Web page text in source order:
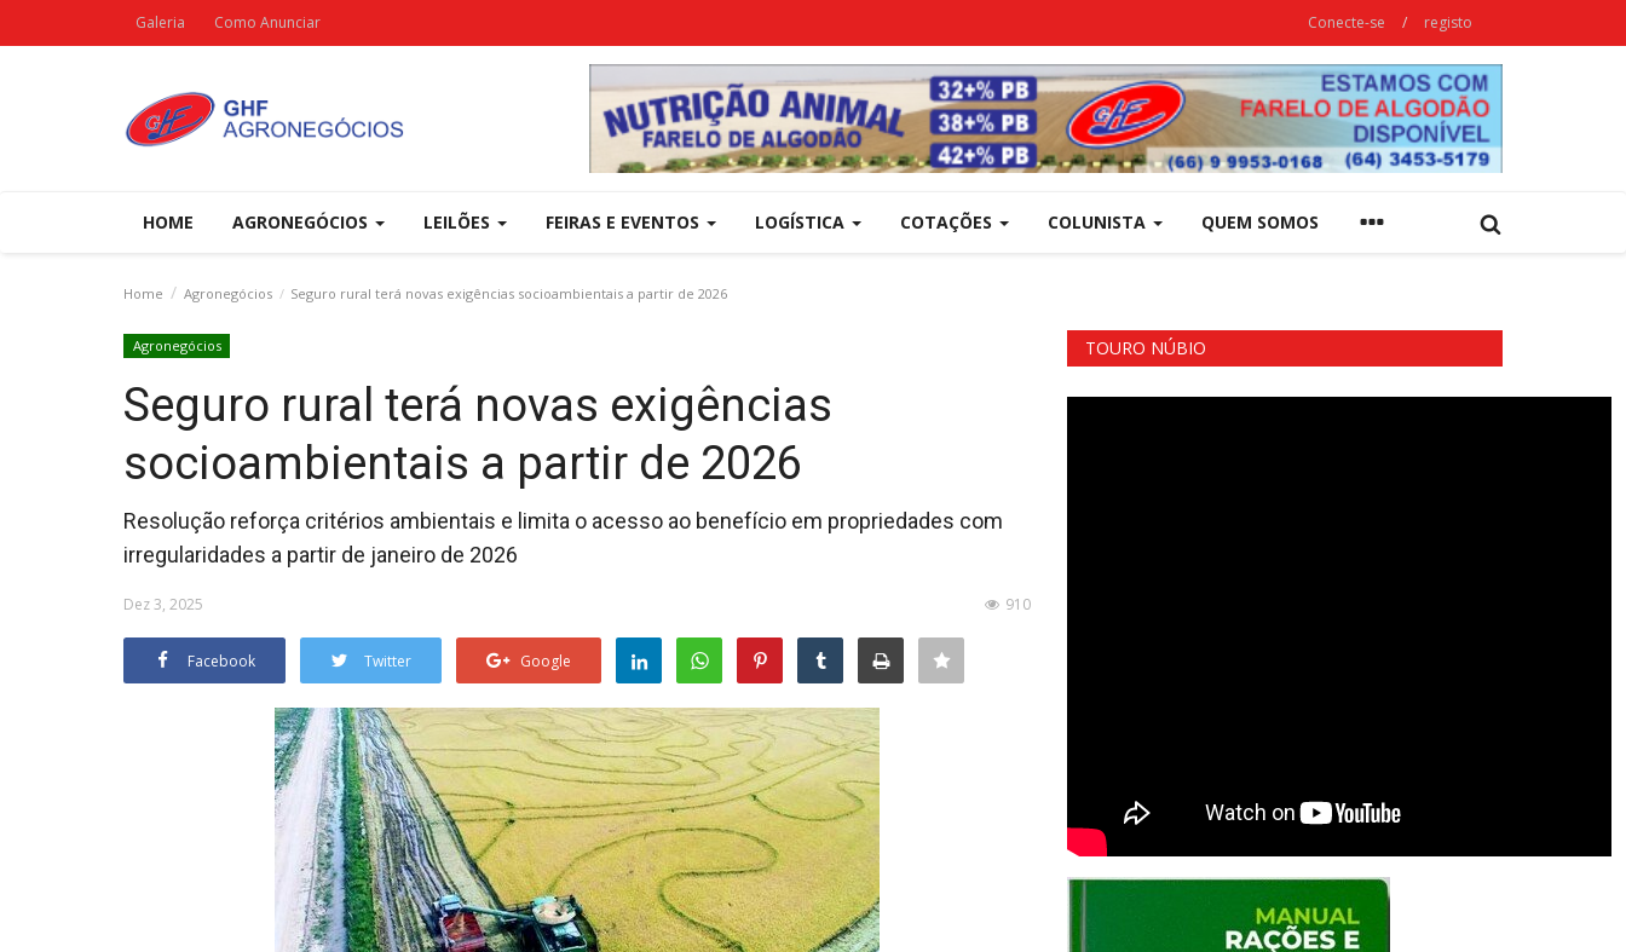
Galeria Como Anunciar Conecte-se / registo
HOME AGRONEGÓCIOS LEILÕES FEIRAS E EVENTOS LOGÍSTICA COTAÇÕES COLUNISTA QUEM SOMOS
Home Agronegócios Seguro rural terá novas exigências socioambientais a partir de 2026
Agronegócios
Seguro rural terá novas exigências
socioambientais a partir de 2026
Resolução reforça critérios ambientais e limita o acesso ao benefício em propriedades com
irregularidades a partir de janeiro de 2026
Dez 3, 2025 910
Facebook Twitter Google
TOURO NÚBIO